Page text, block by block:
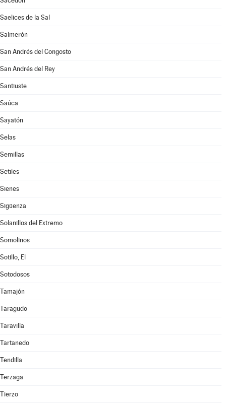
Saelices de la Sal
Salmerón
San Andrés del Congosto
San Andrés del Rey
Santiuste
Saúca
Sayatón
Selas
Semillas
Setiles
Sienes
Sigüenza
Solanillos del Extremo
Somolinos
Sotillo, El
Sotodosos
Tamajón
Taragudo
Taravilla
Tartanedo
Tendilla
Terzaga
Tierzo